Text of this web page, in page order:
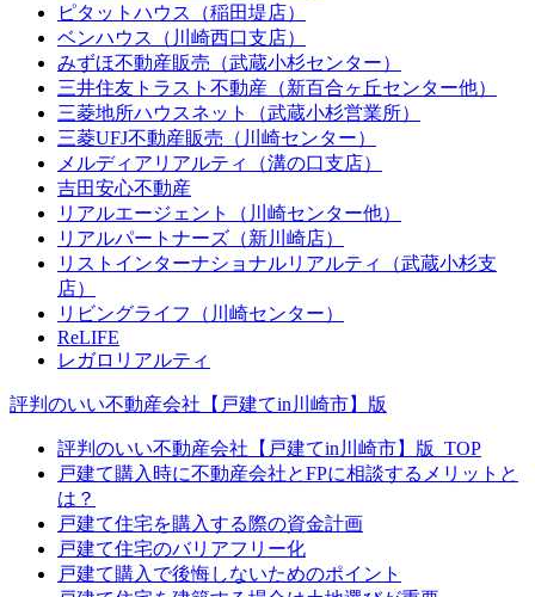
ピタットハウス（稲田堤店）
ベンハウス（川崎西口支店）
みずほ不動産販売（武蔵小杉センター）
三井住友トラスト不動産（新百合ヶ丘センター他）
三菱地所ハウスネット（武蔵小杉営業所）
三菱UFJ不動産販売（川崎センター）
メルディアリアルティ（溝の口支店）
吉田安心不動産
リアルエージェント（川崎センター他）
リアルパートナーズ（新川崎店）
リストインターナショナルリアルティ（武蔵小杉支
店）
リビングライフ（川崎センター）
ReLIFE
レガロリアルティ
評判のいい不動産会社【戸建てin川崎市】版
評判のいい不動産会社【戸建てin川崎市】版_TOP
戸建て購入時に不動産会社とFPに相談するメリットと
は？
戸建て住宅を購入する際の資金計画
戸建て住宅のバリアフリー化
戸建て購入で後悔しないためのポイント